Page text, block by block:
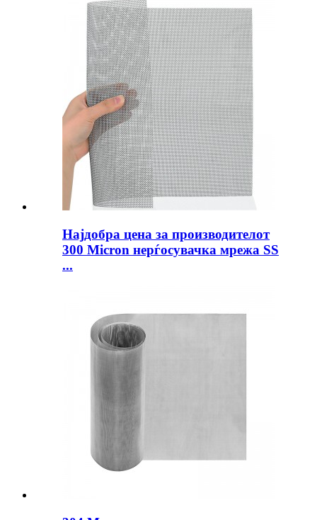
Најдобра цена за производителот
300 Micron нерѓосувачка мрежа SS
...